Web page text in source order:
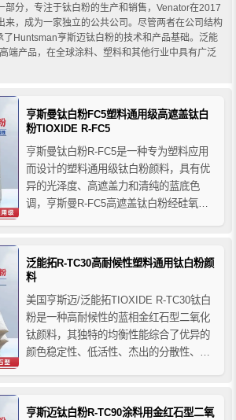
部分，专注于钛白粉的生产和销售，Venator在2017
来，成为一家独立的公共公司。尽管两者在公司结构
了Huntsman亨斯迈钛白粉的技术和产品基础。泛能
端产品，在全球涂料、塑料和其他行业中具有广泛
亨斯曼钛白粉FC5塑料通用级高遮盖钛白
粉TIOXIDE R-FC5
亨斯曼钛白粉R-FC5是一种专为塑料应用
而设计的塑料通用级钛白粉颜料，具有优
异的光泽度、高遮盖力和清纯的蓝底色
调，亨斯曼R-FC5高遮盖钛白粉经硅氧烷
并对粘度影响较少。
泛能拓R-TC30高耐候性塑料通用钛白粉颜
料
美国亨斯迈/泛能拓TIOXIDE R-TC30钛白
粉是一种高耐候性的蓝相金红石型二氧化
钛颜料，其独特的均衡性能综合了优异的
颜色稳定性、低活性、杰出的分散性、高
亨斯迈钛白粉R-TC90涂料用金红石型二氧